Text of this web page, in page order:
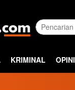
KRIMINAL OPINI